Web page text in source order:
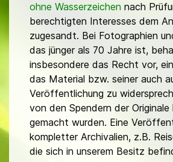
ohne Wasserzeichen nach
berechtigten Interesses dem
zugesandt. Bei Fotographien
das jünger als 70 Jahre ist,
insbesondere das Recht vor,
das Material bzw. seiner auch
Veröffentlichung zu
von den Spendern der Originale
gemacht wurden. Eine
kompletter Archivalien, z.B.
die sich in unserem Besitz